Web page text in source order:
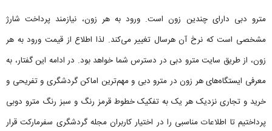
مترو دبی دارای چندین زون است. ورود به هر زون، نیازمند پرداخت شارژ
مشخصی است که نرخ آن هرسال تغییر می‌کند. لذا اطلاع از قیمت ورود به هر
زون، از طریق سایت مترو دبی در دسترس شما خواهد بود. در ادامه این گفتار، به
معرفی ایستگاه‌های هر زون در مترو دبی و مهم‌ترین اماکن گردشگری و تفریحی و
خرید و تجاری نزدیک هر یک به تفکیک خطوط قرمز رنگ و سبز رنگ مترو دوبی
پرداختیم تا اطلاعات مناسبی را در اختیار کاربران مجله گردشگری سفرمارکت قرار